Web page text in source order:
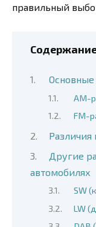
правильный
AM-
FM-
Другие
автомобилях
SW
LW